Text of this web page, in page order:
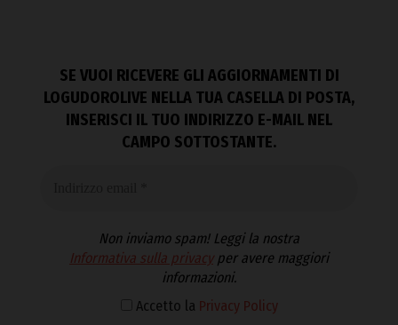
SE VUOI RICEVERE GLI AGGIORNAMENTI DI
LOGUDOROLIVE NELLA TUA CASELLA DI POSTA,
INSERISCI IL TUO INDIRIZZO E-MAIL NEL
CAMPO SOTTOSTANTE.
Non inviamo spam! Leggi la nostra
Informativa sulla privacyper avere maggiori
informazioni.
Accetto la Privacy Policy